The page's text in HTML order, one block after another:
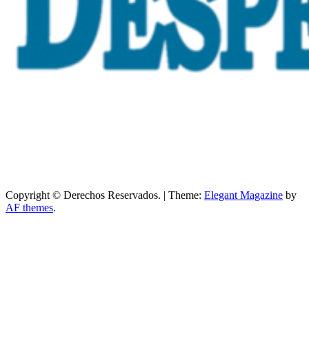
Copyright © Derechos Reservados. | Theme: Elegant Magazine by
AF themes.